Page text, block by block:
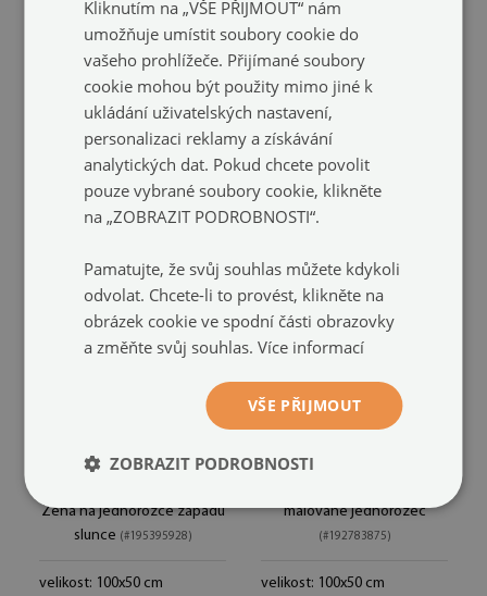
Obraz na skle
velikost: 100x50 cm
1 799 Kč
Obraz na skle
Unicorn sunset
velikost: 100x50 cm
1 799 Kč
Žena na jednorožce západu
slunce (#195395928)
velikost: 100x50 cm
malované jednorožec
(#192783875)
velikost: 100x50 cm
Kliknutím na „VŠE PŘIJMOUT“ nám
umožňuje umístit soubory cookie do
vašeho prohlížeče. Přijímané soubory
cookie mohou být použity mimo jiné k
ukládání uživatelských nastavení,
personalizaci reklamy a získávání
analytických dat. Pokud chcete povolit
pouze vybrané soubory cookie, klikněte
na „ZOBRAZIT PODROBNOSTI“.
Pamatujte, že svůj souhlas můžete kdykoli
odvolat. Chcete-li to provést, klikněte na
obrázek cookie ve spodní části obrazovky
a změňte svůj souhlas. Více informací
VŠE PŘIJMOUT
ZOBRAZIT PODROBNOSTI